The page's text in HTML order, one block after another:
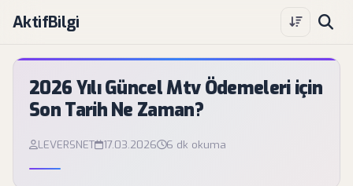
AktifBilgi
2026 Yılı Güncel Mtv Ödemeleri için
Son Tarih Ne Zaman?
LEVERSNET 17.03.2026 6 dk okuma